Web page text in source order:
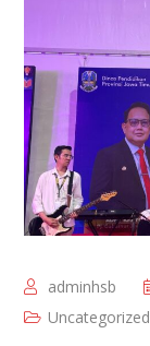
adminhsb
Uncategorized